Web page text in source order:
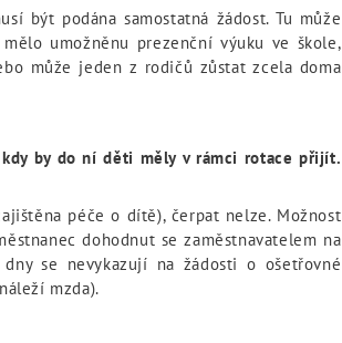
být podána samostatná žádost. Tu může
umožněnu prezenční výuku ve škole,
může jeden z rodičů zůstat zcela doma
by do ní děti měly v rámci rotace přijít.
péče o dítě), čerpat nelze. Možnost
dohodnut se zaměstnavatelem na
se nevykazují na žádosti o ošetřovné
mzda).